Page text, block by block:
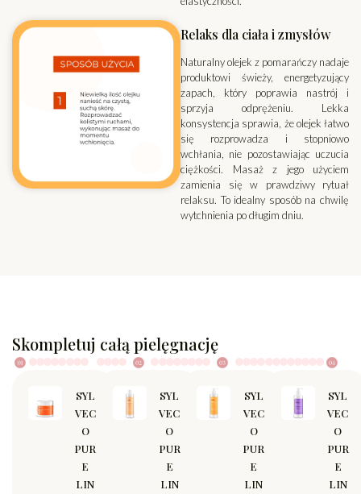
Relaks dla ciała i zmysłów
Naturalny olejek z pomarańczy nadaje
produktowi świeży, energetyzujący
zapach, który poprawia nastrój i
sprzyja odprężeniu. Lekka
konsystencja sprawia, że olejek łatwo
się rozprowadza i stopniowo
wchłania, nie pozostawiając uczucia
ciężkości. Masaż z jego użyciem
zamienia się w prawdziwy rytuał
relaksu. To idealny sposób na chwilę
wytchnienia po długim dniu.
Skompletuj całą pielęgnację
SYL
VEC
O
PUR
E
LIN
SYL
VEC
O
PUR
E
LIN
SYL
VEC
O
PUR
E
LIN
SYL
VEC
O
PUR
E
LIN